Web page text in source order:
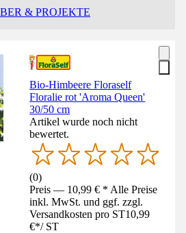
& PROJEKTE
Bio-Himbeere Floraself
Floralie rot 'Aroma Queen'
30/50 cm
Artikel wurde noch nicht
bewertet.
(0)
Preis — 10,99 € * Alle Preise
inkl. MwSt. und ggf. zzgl.
Versandkosten pro ST10,99
€*/ ST